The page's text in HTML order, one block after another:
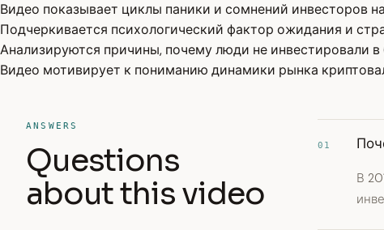
Видео показывает циклы паники и сомнений инвесторов
Подчеркивается психологический фактор ожидания и
Анализируются причины, почему люди не инвестировали
Видео мотивирует к пониманию динамики рынка
ANSWERS
Questions
about this video
01
В